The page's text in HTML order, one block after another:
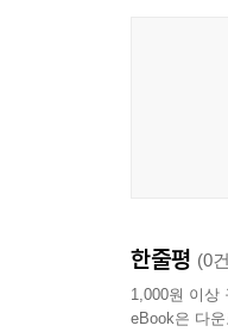
한줄평 (0
1,000원 이상
eBook은 다